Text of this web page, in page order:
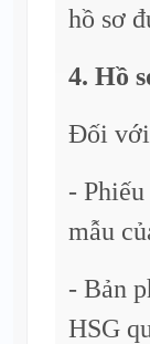
hồ sơ
4. Hồ
Đối với
-
mẫu
- Bản
HSG